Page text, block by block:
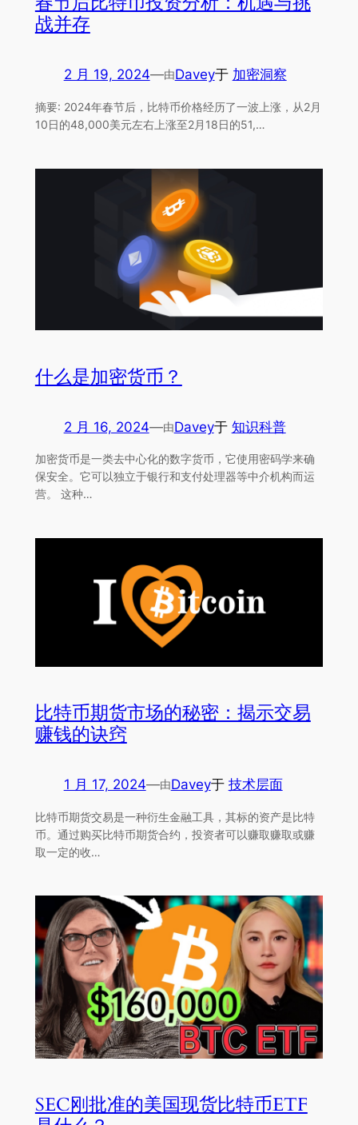
战并存
2 月 19, 2024—由Davey于 加密洞察
摘要: 2024年春节后，比特币价格经历了一波上涨，从2月
10日的48,000美元左右上涨至2月18日的51,…
什么是加密货币？
2 月 16, 2024—由Davey于 知识科普
加密货币是一类去中心化的数字货币，它使用密码学来确
保安全。它可以独立于银行和支付处理器等中介机构而运
营。 这种…
比特币期货市场的秘密：揭示交易
赚钱的诀窍
1 月 17, 2024—由Davey于 技术层面
比特币期货交易是一种衍生金融工具，其标的资产是比特
币。通过购买比特币期货合约，投资者可以赚取赚取或赚
取一定的收…
SEC刚批准的美国现货比特币ETF